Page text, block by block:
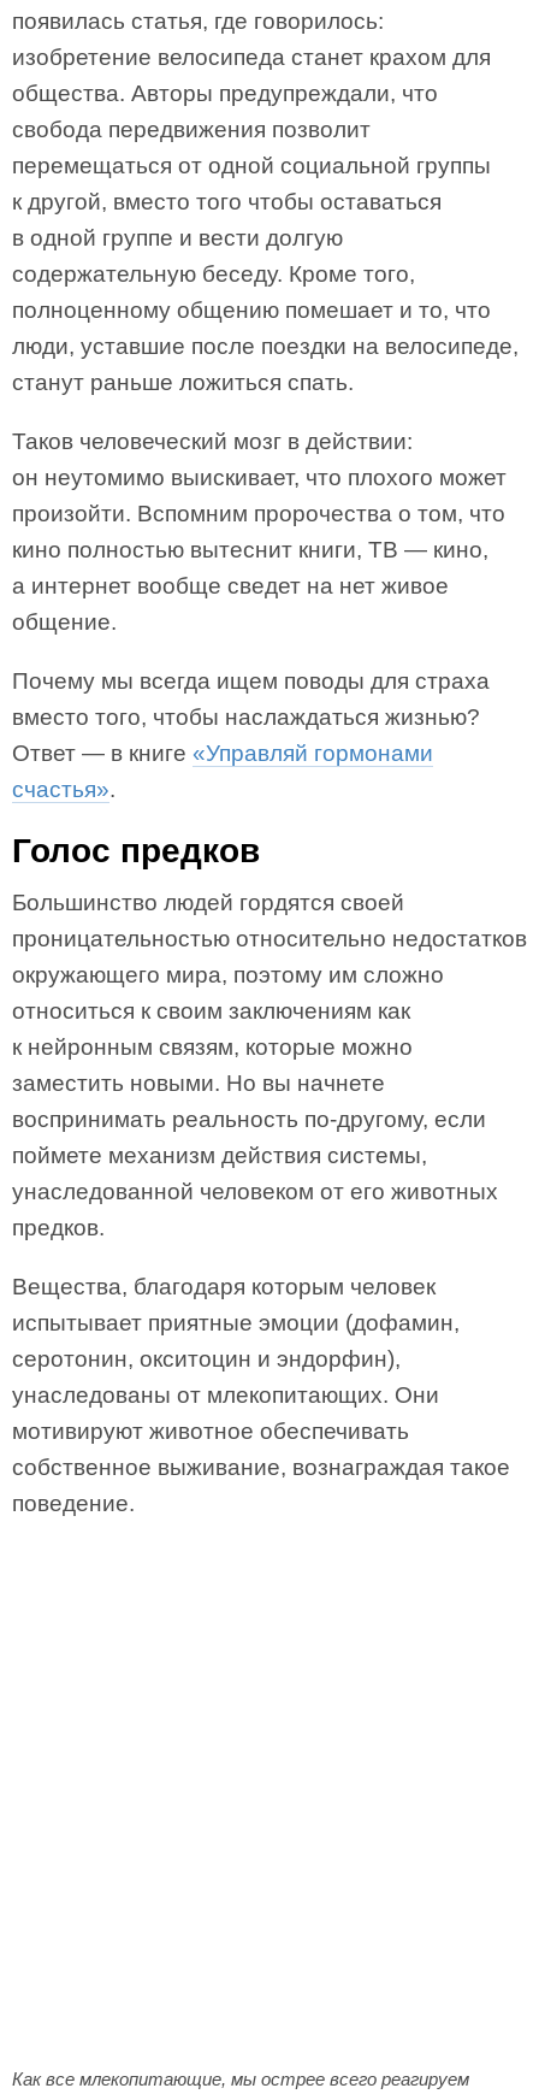
появилась статья, где говорилось:
изобретение велосипеда станет крахом для
общества. Авторы предупреждали, что
свобода передвижения позволит
перемещаться от одной социальной группы
к другой, вместо того чтобы оставаться
в одной группе и вести долгую
содержательную беседу. Кроме того,
полноценному общению помешает и то, что
люди, уставшие после поездки на велосипеде,
станут раньше ложиться спать.
Таков человеческий мозг в действии:
он неутомимо выискивает, что плохого может
произойти. Вспомним пророчества о том, что
кино полностью вытеснит книги, ТВ — кино,
а интернет вообще сведет на нет живое
общение.
Почему мы всегда ищем поводы для страха
вместо того, чтобы наслаждаться жизнью?
Ответ — в книге «Управляй гормонами
счастья».
Голос предков
Большинство людей гордятся своей
проницательностью относительно недостатков
окружающего мира, поэтому им сложно
относиться к своим заключениям как
к нейронным связям, которые можно
заместить новыми. Но вы начнете
воспринимать реальность по-другому, если
поймете механизм действия системы,
унаследованной человеком от его животных
предков.
Вещества, благодаря которым человек
испытывает приятные эмоции (дофамин,
серотонин, окситоцин и эндорфин),
унаследованы от млекопитающих. Они
мотивируют животное обеспечивать
собственное выживание, вознаграждая такое
поведение.
Как все млекопитающие, мы острее всего реагируем